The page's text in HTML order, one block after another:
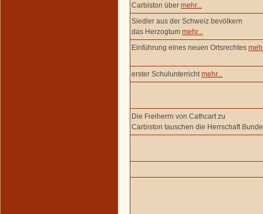
Carbiston über mehr...
Siedler aus der Schweiz bevölkern
das Herzogtum mehr...
Einführung eines neuen Ortsrechtes
erster Schulunterricht mehr...
Die Freiherrn von Cathcart zu
Carbiston tauschen die Herrschaft